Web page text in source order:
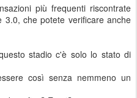
più frequenti riscontrate
che potete verificare anche
stadio c'è solo lo stato di
così senza nemmeno un